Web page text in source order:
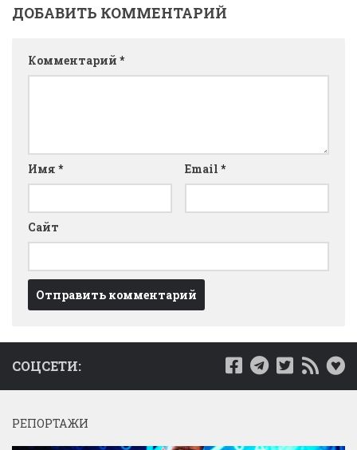
ДОБАВИТЬ КОММЕНТАРИЙ
Комментарий *
Имя * Email *
Сайт
СОЦСЕТИ:
РЕПОРТАЖИ